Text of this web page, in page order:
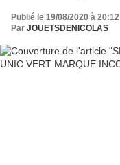
Publié le 19/08/2020 à 20:12
Par JOUETSDENICOLAS